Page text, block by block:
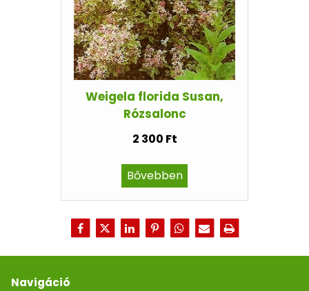
Weigela florida Susan,
Rózsalonc
2 300 Ft
Bővebben
Navigáció